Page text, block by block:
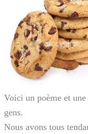
Voici un poème et
gens.
Nous avons tous